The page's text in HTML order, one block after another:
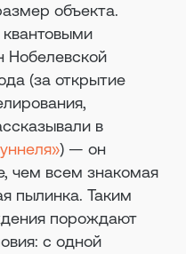
объекта.
Нобелевской
(за открытие
в
) — он
чем всем знакомая
пылинка. Таким
порождают
с одной